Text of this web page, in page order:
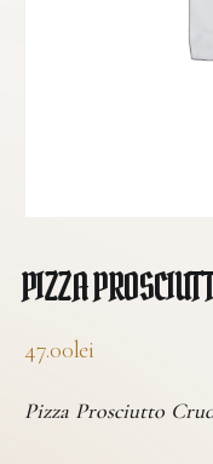
PIZZA
47.00lei
Pizza Prosciutto